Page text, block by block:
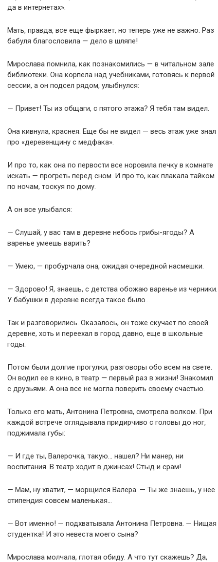
да в интернетах».
Мать, правда, все еще фыркает, но теперь уже не важно. Раз
бабуля благословила — дело в шляпе!
Мирослава помнила, как познакомились — в читальном зале
библиотеки. Она корпела над учебниками, готовясь к первой
сессии, а он подсел рядом, улыбнулся:
— Привет! Ты из общаги, с пятого этажа? Я тебя там видел.
Она кивнула, краснея. Еще бы не видел — весь этаж уже знал
про «деревенщину с медфака».
И про то, как она по первости все норовила печку в комнате
искать — прогреть перед сном. И про то, как плакала тайком
по ночам, тоскуя по дому.
А он все улыбался:
— Слушай, у вас там в деревне небось грибы-ягоды? А
варенье умеешь варить?
— Умею, — пробурчала она, ожидая очередной насмешки.
— Здорово! Я, знаешь, с детства обожаю варенье из черники.
У бабушки в деревне всегда такое было…
Так и разговорились. Оказалось, он тоже скучает по своей
деревне, хоть и переехал в город давно, еще в школьные
годы.
Потом были долгие прогулки, разговоры обо всем на свете.
Он водил ее в кино, в театр — первый раз в жизни! Знакомил
с друзьями. А она все не могла поверить своему счастью.
Только его мать, Антонина Петровна, смотрела волком. При
каждой встрече оглядывала придирчиво с головы до ног,
поджимала губы:
— И где ты, Валерочка, такую… нашел? Ни манер, ни
воспитания. В театр ходит в джинсах! Стыд и срам!
— Мам, ну хватит, — морщился Валера. — Ты же знаешь, у нее
стипендия совсем маленькая…
— Вот именно! — подхватывала Антонина Петровна. — Нищая
студентка! И это невеста моего сына?
Мирослава молчала, глотая обиду. А что тут скажешь? Да,